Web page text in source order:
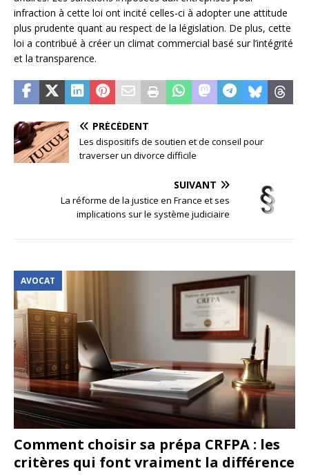
infraction à cette loi ont incité celles-ci à adopter une attitude
plus prudente quant au respect de la législation. De plus, cette
loi a contribué à créer un climat commercial basé sur l’intégrité
et la transparence.
PRÉCÉDENT
Les dispositifs de soutien et de conseil pour
traverser un divorce difficile
SUIVANT
La réforme de la justice en France et ses
implications sur le système judiciaire
AVOCAT
Comment choisir sa prépa CRFPA : les
critères qui font vraiment la différence